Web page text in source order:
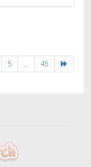
5 … 45